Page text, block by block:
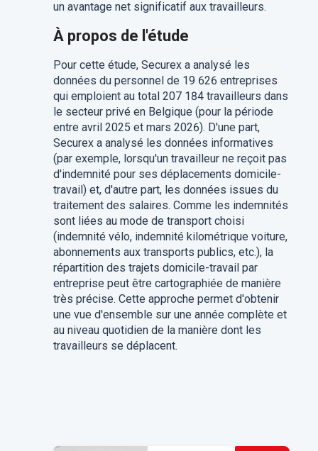
un avantage net significatif aux travailleurs.
À propos de l'étude
Pour cette étude, Securex a analysé les
données du personnel de 19 626 entreprises
qui emploient au total 207 184 travailleurs dans
le secteur privé en Belgique (pour la période
entre avril 2025 et mars 2026). D'une part,
Securex a analysé les données informatives
(par exemple, lorsqu'un travailleur ne reçoit pas
d'indemnité pour ses déplacements domicile-
travail) et, d'autre part, les données issues du
traitement des salaires. Comme les indemnités
sont liées au mode de transport choisi
(indemnité vélo, indemnité kilométrique voiture,
abonnements aux transports publics, etc.), la
répartition des trajets domicile-travail par
entreprise peut être cartographiée de manière
très précise. Cette approche permet d'obtenir
une vue d'ensemble sur une année complète et
au niveau quotidien de la manière dont les
travailleurs se déplacent.